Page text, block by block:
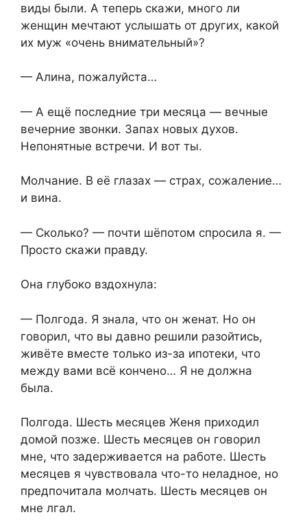
виды были. А теперь скажи, много ли
женщин мечтают услышать от других, какой
их муж «очень внимательный»?
— Алина, пожалуйста…
— А ещё последние три месяца — вечные
вечерние звонки. Запах новых духов.
Непонятные встречи. И вот ты.
Молчание. В её глазах — страх, сожаление…
и вина.
— Сколько? — почти шёпотом спросила я. —
Просто скажи правду.
Она глубоко вздохнула:
— Полгода. Я знала, что он женат. Но он
говорил, что вы давно решили разойтись,
живёте вместе только из-за ипотеки, что
между вами всё кончено… Я не должна
была.
Полгода. Шесть месяцев Женя приходил
домой позже. Шесть месяцев он говорил
мне, что задерживается на работе. Шесть
месяцев я чувствовала что-то неладное, но
предпочитала молчать. Шесть месяцев он
мне лгал.